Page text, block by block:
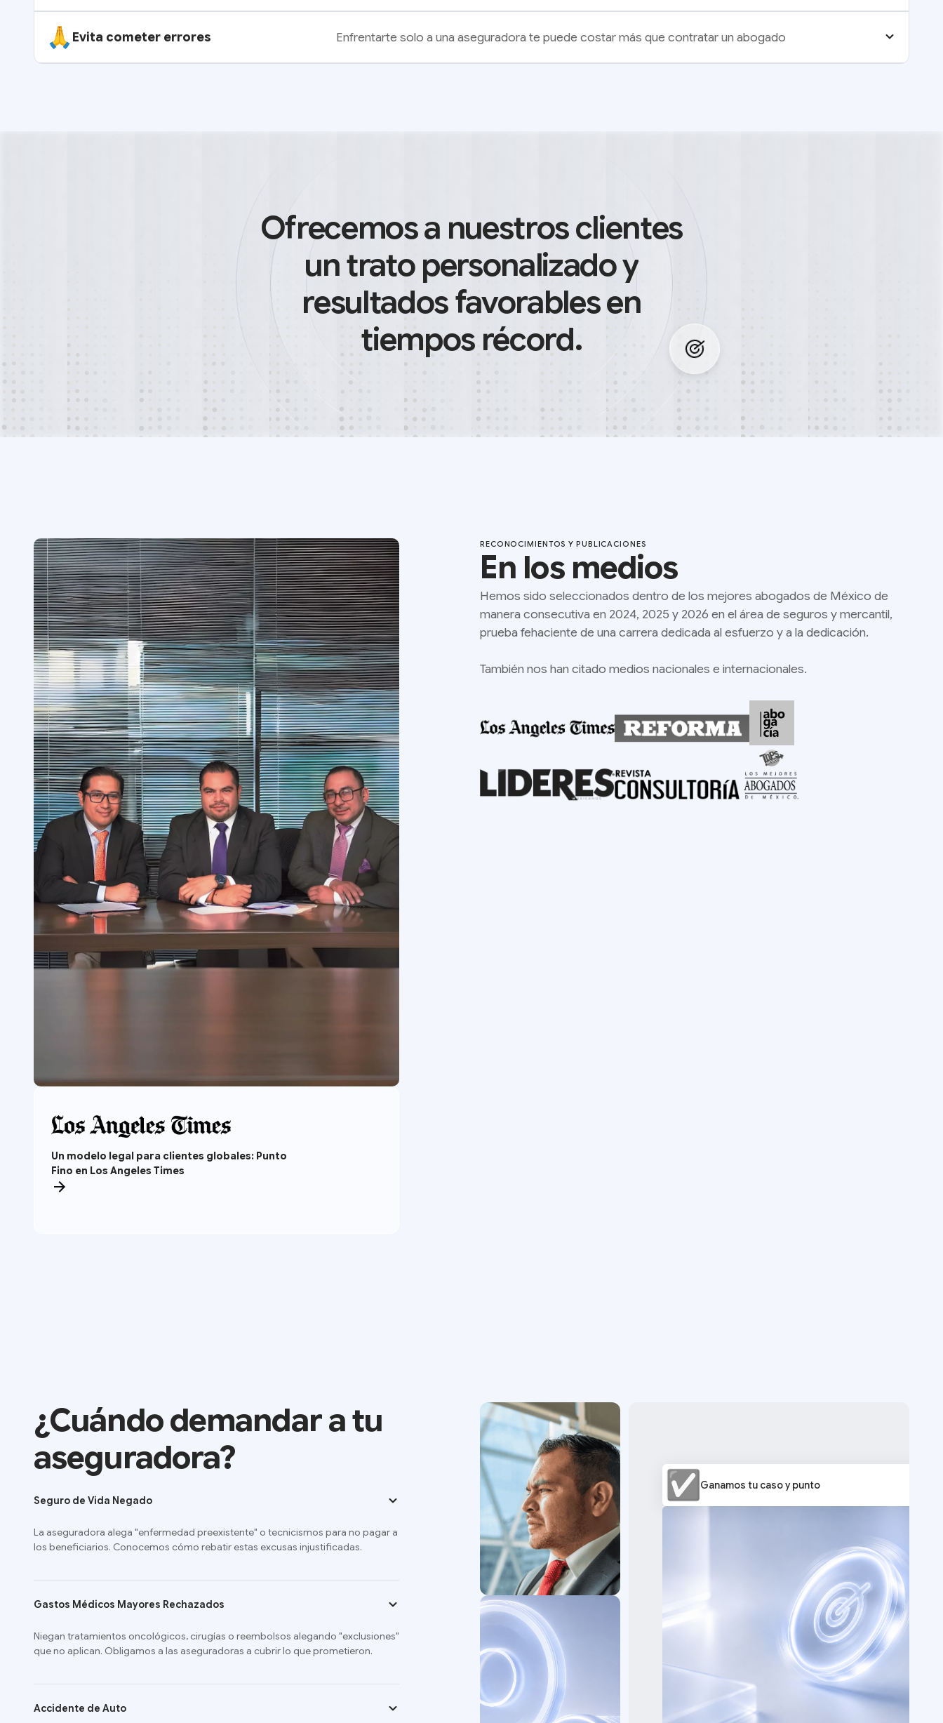
Evita cometer errores Enfrentarte solo a una aseguradora te puede costar más que contratar un abogado
Cada reclamación tiene tiempos. Si se pasan, tu caso pierde fuerza o se vuelve
Meses de llamadas, escritos y espera que no te acercan a nada. El tiempo que pierdes
Ofrecemos a nuestros clientes
un trato personalizado y
resultados favorables en
tiempos récord.
Un modelo legal para clientes globales: Punto
Fino en Los Angeles Times
RECONOCIMIENTOS Y PUBLICACIONES
En los medios
Hemos sido seleccionados dentro de los mejores abogados de México de
manera consecutiva en 2024, 2025 y 2026 en el área de seguros y mercantil,
prueba fehaciente de una carrera dedicada al esfuerzo y a la dedicación.
También nos han citado medios nacionales e internacionales.
¿Cuándo demandar a tu
aseguradora?
Seguro de Vida Negado
La aseguradora alega "enfermedad preexistente" o tecnicismos para no pagar a
los beneficiarios. Conocemos cómo rebatir estas excusas injustificadas.
Gastos Médicos Mayores Rechazados
Niegan tratamientos oncológicos, cirugías o reembolsos alegando "exclusiones"
que no aplican. Obligamos a las aseguradoras a cubrir lo que prometieron.
Accidente de Auto
Ganamos tu caso y punto